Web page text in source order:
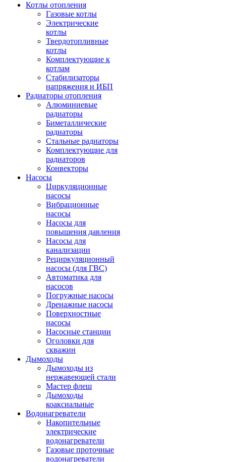
Котлы отопления
Газовые котлы
Электрические
котлы
Твердотопливные
котлы
Комплектующие к
котлам
Стабилизаторы
напряжения и ИБП
Радиаторы отопления
Алюминиевые
радиаторы
Биметаллические
радиаторы
Стальные радиаторы
Комплектующие для
радиаторов
Конвекторы
Насосы
Циркуляционные
насосы
Вибрационные
насосы
Насосы для
повышения давления
Насосы для
канализации
Рециркуляционный
насосы (для ГВС)
Автоматика для
насосов
Погружные насосы
Дренажные насосы
Поверхностные
насосы
Насосные станции
Оголовки для
скважин
Дымоходы
Дымоходы из
нержавеющей стали
Мастер флеш
Дымоходы
коаксиальные
Водонагреватели
Накопительные
электрические
водонагреватели
Газовые проточные
водонагреватели